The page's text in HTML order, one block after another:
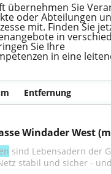
übernehmen Sie
oder Abteilungen
mit. Finden Sie
in
Sie Ihre
in eine
Entfernung
Windader West
sind Lebensadern der
stabil und sicher -